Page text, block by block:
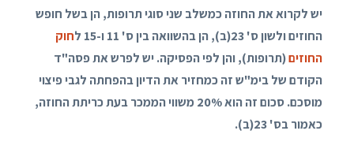
יש לקרוא את החוזה כמשלב שני סוגי תרופות, הן בשל חופש
החוזים ולשון ס' 23(ב), הן בהשוואה בין ס' 11 ו-15 ל
חוק
החוזים(תרופות), והן לפי הפסיקה. יש לפרש את פסה"ד
הקודם של בימ"ש זה כמחזיר את הדיון בהפחתה לגבי פיצוי
מוסכם. סכום זה הוא 20% משווי הממכר בעת כריתת החוזה,
כאמור בס' 23(ב).